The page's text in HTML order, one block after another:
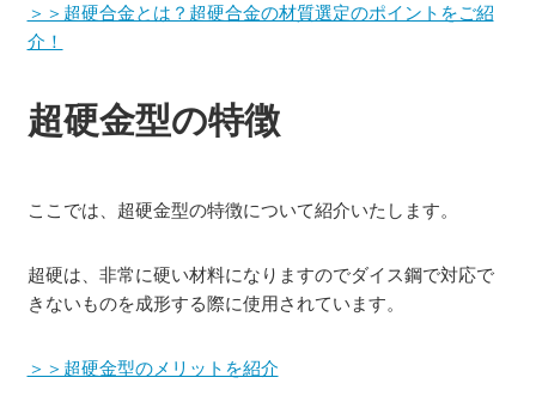
＞＞超硬合金とは？超硬合金の材質選定のポイントをご紹
介！
超硬金型の特徴
ここでは、超硬金型の特徴について紹介いたします。
超硬は、非常に硬い材料になりますのでダイス鋼で対応で
きないものを成形する際に使用されています。
＞＞超硬金型のメリットを紹介